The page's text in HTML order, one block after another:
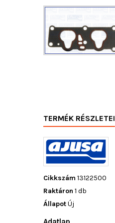
TERMÉK RÉSZLETEI
Cikkszám 13122500
Raktáron 1 db
ÁllapotÚj